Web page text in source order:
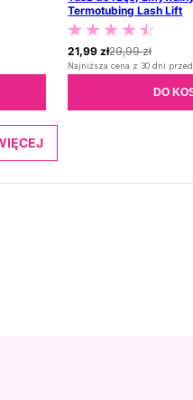
Termotubing Lash Lift
29,99 zł
21,99 zł
Najniższa cena z 30 dni
DO